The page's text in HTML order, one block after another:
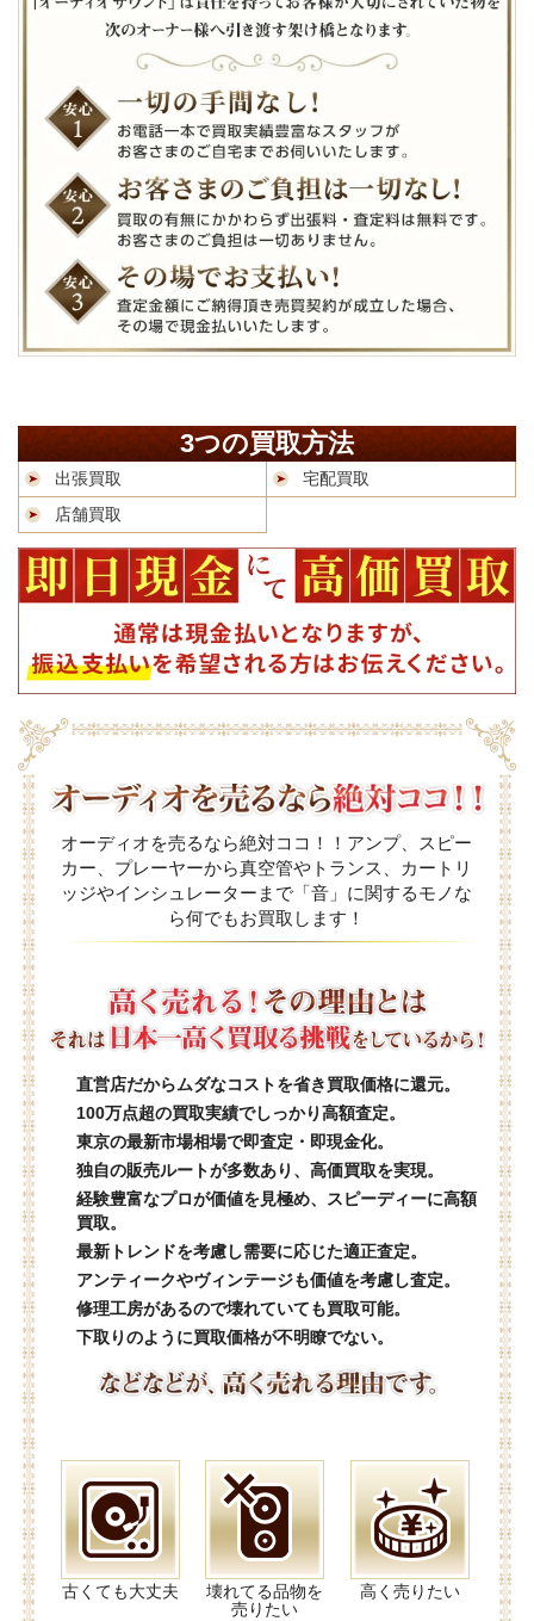
3つの買取方法
出張買取
宅配買取
店舗買取
オーディオを売るなら絶対ココ！！アンプ、スピー
カー、プレーヤーから真空管やトランス、カートリ
ッジやインシュレーターまで「音」に関するモノな
ら何でもお買取します！
直営店だからムダなコストを省き買取価格に還元。
100万点超の買取実績でしっかり高額査定。
東京の最新市場相場で即査定・即現金化。
独自の販売ルートが多数あり、高価買取を実現。
経験豊富なプロが価値を見極め、スピーディーに高額
買取。
最新トレンドを考慮し需要に応じた適正査定。
アンティークやヴィンテージも価値を考慮し査定。
修理工房があるので壊れていても買取可能。
下取りのように買取価格が不明瞭でない。
古くても大丈夫
壊れてる品物を
売りたい
高く売りたい